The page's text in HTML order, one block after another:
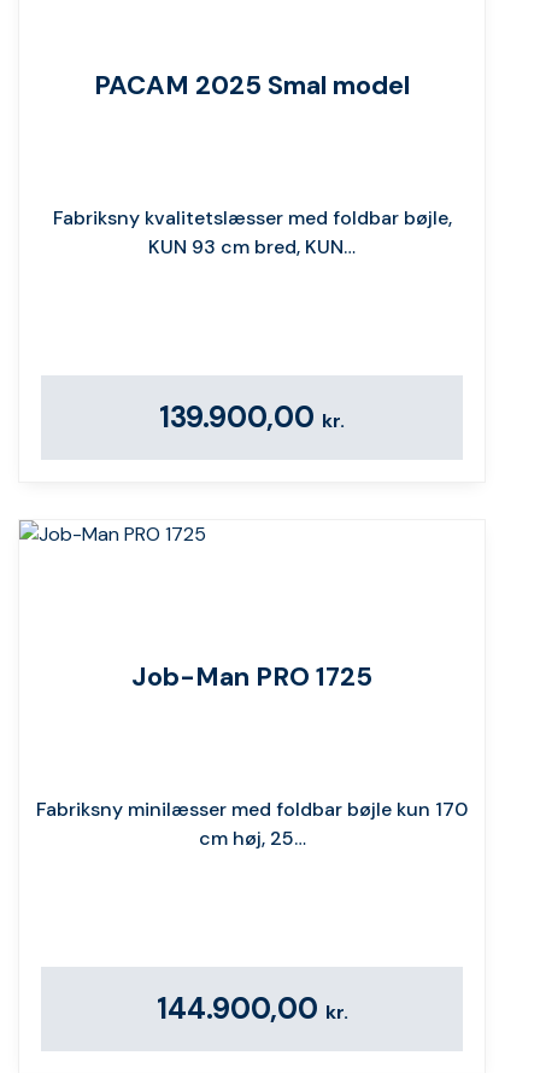
PACAM 2025 Smal model
Fabriksny kvalitetslæsser med foldbar bøjle,
KUN 93 cm bred, KUN…
139.900,00 kr.
Job-Man PRO 1725
Fabriksny minilæsser med foldbar bøjle kun 170
cm høj, 25…
144.900,00 kr.